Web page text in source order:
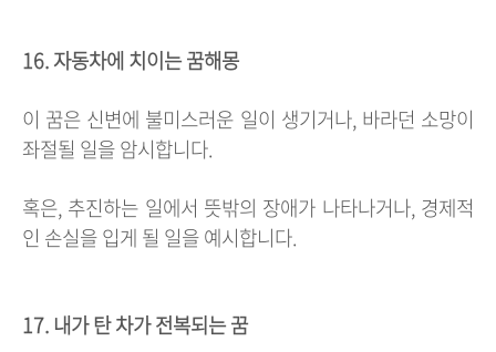
16. 자동차에 치이는 꿈해몽
이 꿈은 신변에 불미스러운 일이 생기거나, 바라던 소망이
좌절될 일을 암시합니다.
혹은, 추진하는 일에서 뜻밖의 장애가 나타나거나, 경제적
인 손실을 입게 될 일을 예시합니다.
17. 내가 탄 차가 전복되는 꿈